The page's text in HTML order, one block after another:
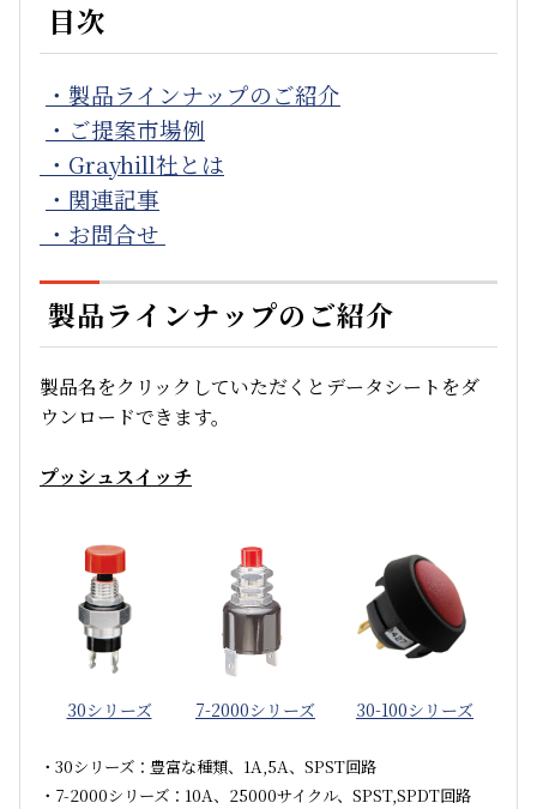
目次
・製品ラインナップのご紹介
・ご提案市場例
・Grayhill社とは
・関連記事
・お問合せ
製品ラインナップのご紹介
製品名をクリックしていただくとデータシートをダ
ウンロードできます。
プッシュスイッチ
30シリーズ 7-2000シリーズ 30-100シリーズ
・30シリーズ：豊富な種類、1A,5A、SPST回路
・7-2000シリーズ：10A、25000サイクル、SPST,SPDT回路